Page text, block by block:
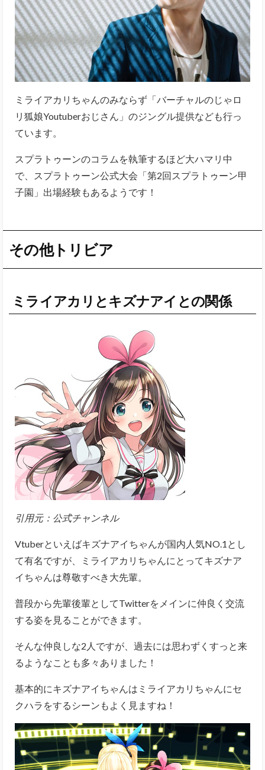
ミライアカリちゃんのみならず「バーチャルのじゃロ
リ狐娘Youtuberおじさん」のジングル提供なども行っ
ています。
スプラトゥーンのコラムを執筆するほど大ハマリ中
で、スプラトゥーン公式大会「第2回スプラトゥーン甲
子園」出場経験もあるようです！
その他トリビア
ミライアカリとキズナアイとの関係
引用元：公式チャンネル
Vtuberといえばキズナアイちゃんが国内人気NO.1とし
て有名ですが、ミライアカリちゃんにとってキズナア
イちゃんは尊敬すべき大先輩。
普段から先輩後輩としてTwitterをメインに仲良く交流
する姿を見ることができます。
そんな仲良しな2人ですが、過去には思わずくすっと来
るようなことも多々ありました！
基本的にキズナアイちゃんはミライアカリちゃんにセ
クハラをするシーンもよく見ますね！